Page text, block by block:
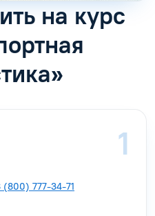
на курс
(800) 777-34-71